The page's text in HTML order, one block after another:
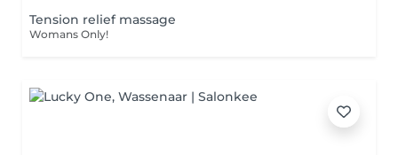
Tension relief massage
Womans Only!